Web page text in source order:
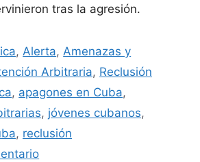
tras la agresión.
,Alerta,Amenazas y
Arbitraria, Reclusión
, apagones en Cuba,
, jóvenes cubanos,
, reclusión